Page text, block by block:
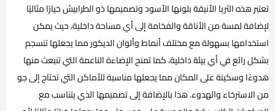
تعتبر هذه الثريا الأنيقة بلونها الأسود وتصميمها ذو الطرابيش خيارًا مثاليًا
لإضافة لمسة من الأناقة والفخامة إلى أي مساحة داخلية، حيث يمكن
استخدامها بسهولة مع مختلف أنماط وألوان الديكور مما يجعلها تنسجم
بشكل رائع في أي بيئة داخلية، كما تمنح الإضاءة الناعمة التي تنبعث منها
هدوءًا وسكينة على المكان مما يجعلها مناسبة للأماكن التي تحتاج إلى جو
من الاسترخاء والهدوء. هذا بالإضافة إلى تصميمها الذي يتناسب مع